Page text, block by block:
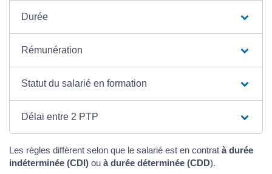
Durée
Rémunération
Statut du salarié en formation
Délai entre 2 PTP
Les règles diffèrent selon que le salarié est en contrat à durée
indéterminée (CDI) ou à durée déterminée (CDD).